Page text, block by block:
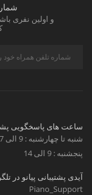
و اولین نفری
ساعت های پاسخگویی
شنبه تا چهارشنبه : 9 الی 17
پنجشنبه : 9 الی 14
آیدی پشتیبانی پیانو در
Piano_Support